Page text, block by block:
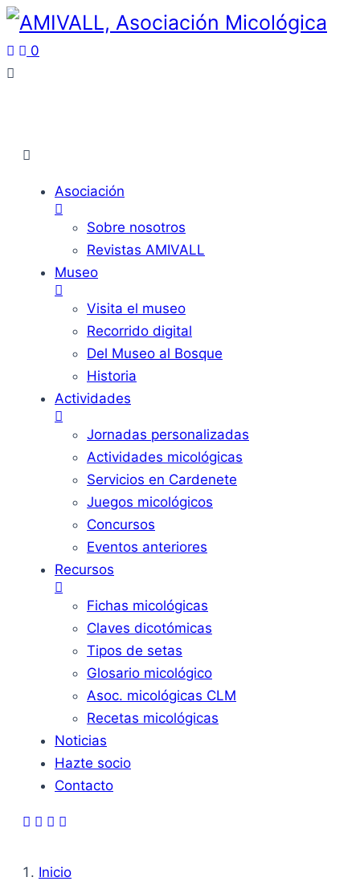
0
Asociación
Sobre nosotros
Revistas AMIVALL
Museo
Visita el museo
Recorrido digital
Del Museo al Bosque
Historia
Actividades
Jornadas personalizadas
Actividades micológicas
Servicios en Cardenete
Juegos micológicos
Concursos
Eventos anteriores
Recursos
Fichas micológicas
Claves dicotómicas
Tipos de setas
Glosario micológico
Asoc. micológicas CLM
Recetas micológicas
Noticias
Hazte socio
Contacto
Inicio